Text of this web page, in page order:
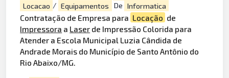
Locacao / Equipamentos De Informatica
Contratação de Empresa para Locação de
Impressora a Laser de Impressão Colorida para
Atender a Escola Municipal Luzia Cândida de
Andrade Morais do Município de Santo Antônio do
Rio Abaixo/MG.